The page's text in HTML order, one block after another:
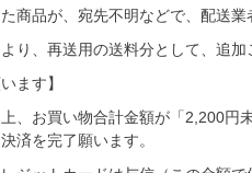
商品が、宛先不明などで、配送
り、再送用の送料分として、追
ます】
、お買い物合計金額が「2,200円
済を完了願います。